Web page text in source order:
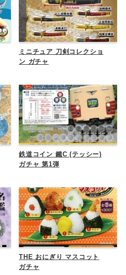
ミニチュア 刀剣コレクショ
ン ガチャ
鉄道コイン 鐵C (テッシー)
ガチャ 第1弾
THE おにぎり マスコット
ガチャ